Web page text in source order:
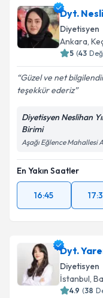
Dyt.
Diyetisyen
Ankara,
5 (43
Güzel ve net
teşekkür ederiz
Diyetisyen Neslihan
Birimi
Aşağı Eğlence Mahallesi
En Yakın Saatler
16:45
Dyt.
Diyetisyen
İstanbul,
4.9 (38